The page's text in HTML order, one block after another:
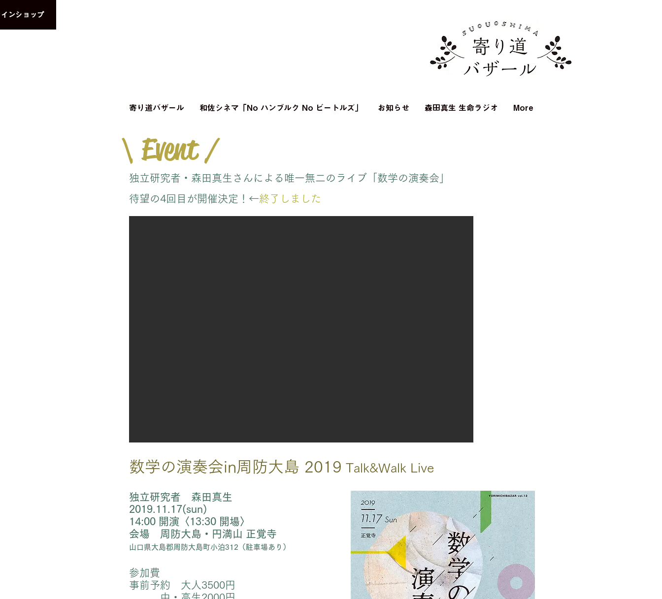
ンショップ
寄り道バザール 和佐シネマ「No ハンブルク No ビートルズ」 お知らせ 森田真生 生命ラジオ More
\ Event /
独立研究者・森田真生さんによる唯一無二のライブ「数学の演奏会」
待望の4回目が開催決定！←終了しました
​数学の演奏会in周防大島​ 2019 Talk&Walk Live
独立研究者 森田真生
2019.11.17(sun)
14:00 開演〈13:30 開場〉
会場 周防大島・円満山 正覚寺
山口県大島郡周防大島町小泊312（駐車場あり）
参加費
事前予約 大人3500円